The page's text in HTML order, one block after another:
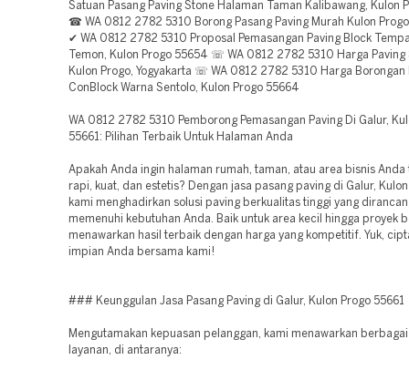
Satuan Pasang Paving Stone Halaman Taman Kalibawang, Kulon
☎ WA 0812 2782 5310 Borong Pasang Paving Murah Kulon
✔ WA 0812 2782 5310 Proposal Pemasangan Paving Block
Temon, Kulon Progo 55654 ☏ WA 0812 2782 5310 Harga Paving
Kulon Progo, Yogyakarta ☏ WA 0812 2782 5310 Harga Borongan
ConBlock Warna Sentolo, Kulon Progo 55664
WA 0812 2782 5310 Pemborong Pemasangan Paving Di Galur,
55661: Pilihan Terbaik Untuk Halaman Anda
Apakah Anda ingin halaman rumah, taman, atau area bisnis
rapi, kuat, dan estetis? Dengan jasa pasang paving di Galur, Kulon
kami menghadirkan solusi paving berkualitas tinggi yang
memenuhi kebutuhan Anda. Baik untuk area kecil hingga proyek
menawarkan hasil terbaik dengan harga yang kompetitif. Yuk,
impian Anda bersama kami!
### Keunggulan Jasa Pasang Paving di Galur, Kulon Progo 55661
Mengutamakan kepuasan pelanggan, kami menawarkan
layanan, di antaranya: